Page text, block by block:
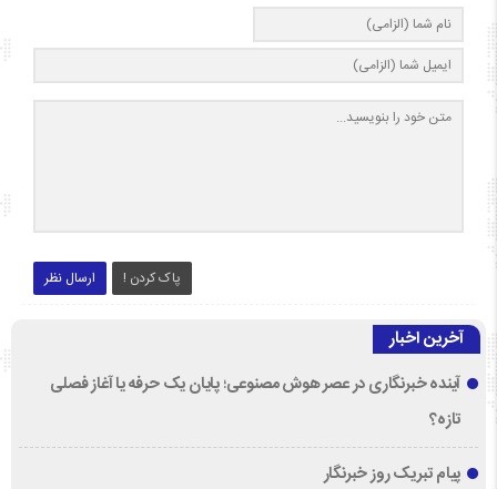
ارسال نظر پاک کردن !
آخرین اخبار
آینده خبرنگاری در عصر هوش مصنوعی؛ پایان یک حرفه یا آغاز فصلی
تازه؟
پیام تبریک روز خبرنگار